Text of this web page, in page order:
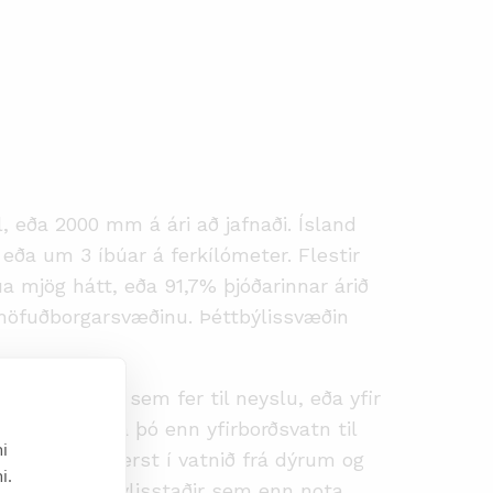
2000 mm á ári að jafnaði. Ísland
um 3 íbúar á ferkílómeter. Flestir
hátt, eða 91,7% þjóðarinnar árið
Þéttbýlissvæðin
vatn sem fer til neyslu, eða yfir
nýta þó enn yfirborðsvatn til
sem berst í vatnið frá dýrum og